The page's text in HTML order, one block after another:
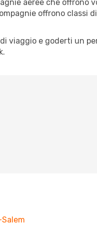
aeree che
offrono classi
e goderti un